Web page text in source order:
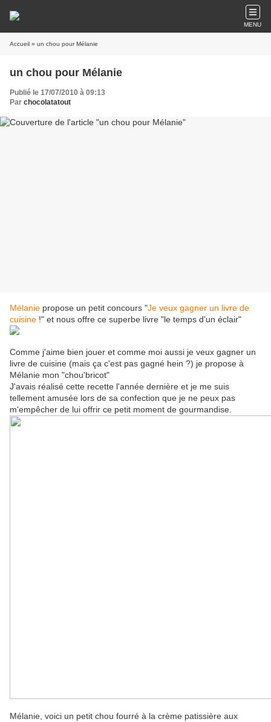
MENU
Accueil » un chou pour Mélanie
un chou pour Mélanie
Publié le 17/07/2010 à 09:13
Par chocolatatout
Mélanie propose un petit concours "Je veux gagner un livre de
cuisine !" et nous offre ce superbe livre "le temps d'un éclair"
Comme j'aime bien jouer et comme moi aussi je veux gagner un
livre de cuisine (mais ça c'est pas gagné hein ?) je propose à
Mélanie mon "chou'bricot"
J'avais réalisé cette recette l'année dernière et je me suis
tellement amusée lors de sa confection que je ne peux pas
m'empêcher de lui offrir ce petit moment de gourmandise.
Mélanie, voici un petit chou fourré à la crème patissière aux